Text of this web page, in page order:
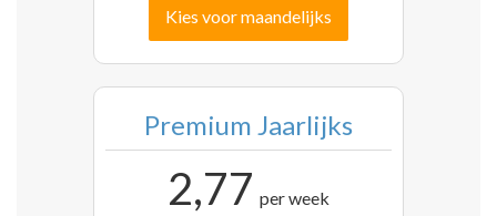
Kies voor maandelijks
Premium Jaarlijks
2,77 per week